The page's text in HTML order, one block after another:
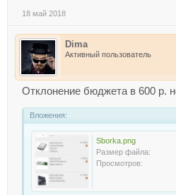
18 май 2018
Dima
Активный пользователь
Отклонение бюджета в 600 р.
Вложения:
Sborka.png
Размер файла:
Просмотров: